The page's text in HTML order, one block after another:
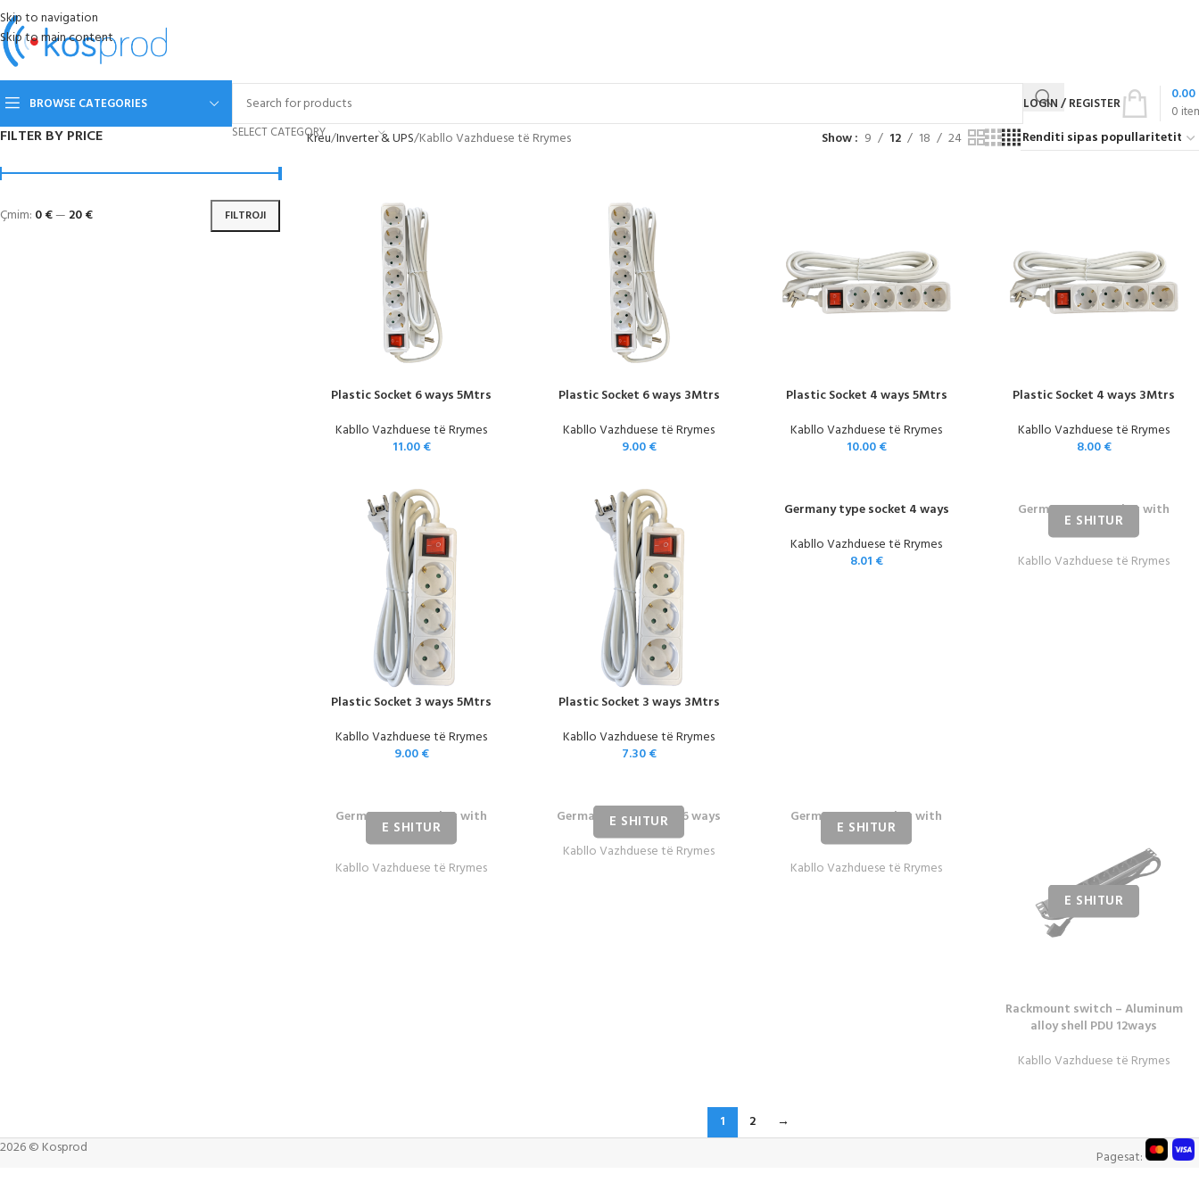
Skip to navigation
Skip to main content
BROWSE CATEGORIES
SELECT CATEGORY
LOGIN / REGISTER 0
0.00
FILTER BY PRICE
FILTROJI
Çmim: 0 €— 20 €
Kreu Inverter & UPS Kabllo Vazhduese të Rrymes Show 9 12 18 24
Plastic Socket 6 ways 5Mtrs
Kabllo Vazhduese të Rrymes
11.00€
Plastic Socket 6 ways 3Mtrs
Kabllo Vazhduese të Rrymes
9.00€
Plastic Socket 4 ways 5Mtrs
Kabllo Vazhduese të Rrymes
10.00€
Plastic Socket 4 ways 3Mtrs
Kabllo Vazhduese të Rrymes
8.00€
Plastic Socket 3 ways 5Mtrs
Kabllo Vazhduese të Rrymes
9.00€
Plastic Socket 3 ways 3Mtrs
Kabllo Vazhduese të Rrymes
7.30€
Germany type socket 4 ways
Kabllo Vazhduese të Rrymes
8.01 €
Germany type socket with
switch 6ways
Kabllo Vazhduese të Rrymes
Germany type socket with
switch 6ways
Kabllo Vazhduese të Rrymes
Germany type socket 6 ways
Kabllo Vazhduese të Rrymes
Germany type socket with
switch 6ways
Kabllo Vazhduese të Rrymes
Rackmount switch – Aluminum
alloy shell PDU 12ways
Kabllo Vazhduese të Rrymes
1 2
→
2026 © Kosprod
Pagesat: